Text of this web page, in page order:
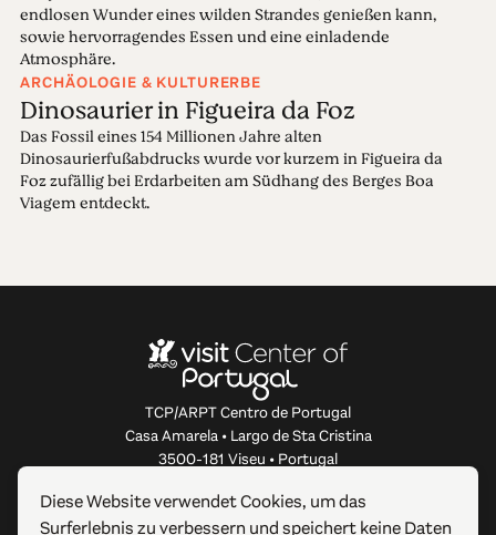
endlosen Wunder eines wilden Strandes genießen kann,
sowie hervorragendes Essen und eine einladende
Atmosphäre.
ARCHÄOLOGIE & KULTURERBE
Dinosaurier in Figueira da Foz
Das Fossil eines 154 Millionen Jahre alten
Dinosaurierfußabdrucks wurde vor kurzem in Figueira da
Foz zufällig bei Erdarbeiten am Südhang des Berges Boa
Viagem entdeckt.
TCP/ARPT Centro de Portugal
Casa Amarela • Largo de Sta Cristina
3500-181 Viseu • Portugal
Diese Website verwendet Cookies, um das
Surferlebnis zu verbessern und speichert keine Daten